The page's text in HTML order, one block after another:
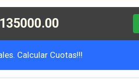
Calcular Cuotas!!!